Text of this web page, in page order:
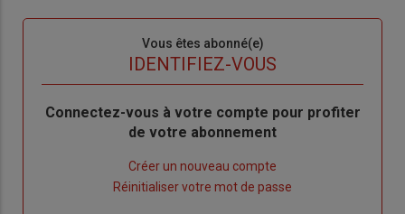
Vous êtes abonné(e)
IDENTIFIEZ-VOUS
Body
Connectez-vous à votre compte pour profiter
de votre abonnement
Créer un nouveau compte
Réinitialiser votre mot de passe